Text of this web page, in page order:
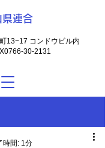
県連合
13−17 コンドウビル内
30-2131
時間: 1分